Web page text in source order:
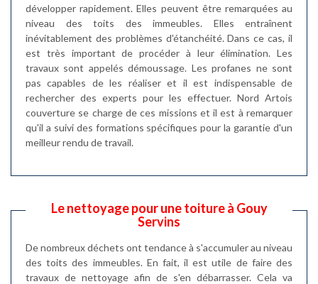
développer rapidement. Elles peuvent être remarquées au
niveau des toits des immeubles. Elles entraînent
inévitablement des problèmes d'étanchéité. Dans ce cas, il
est très important de procéder à leur élimination. Les
travaux sont appelés démoussage. Les profanes ne sont
pas capables de les réaliser et il est indispensable de
rechercher des experts pour les effectuer. Nord Artois
couverture se charge de ces missions et il est à remarquer
qu'il a suivi des formations spécifiques pour la garantie d'un
meilleur rendu de travail.
Le nettoyage pour une toiture à Gouy
Servins
De nombreux déchets ont tendance à s'accumuler au niveau
des toits des immeubles. En fait, il est utile de faire des
travaux de nettoyage afin de s'en débarrasser. Cela va